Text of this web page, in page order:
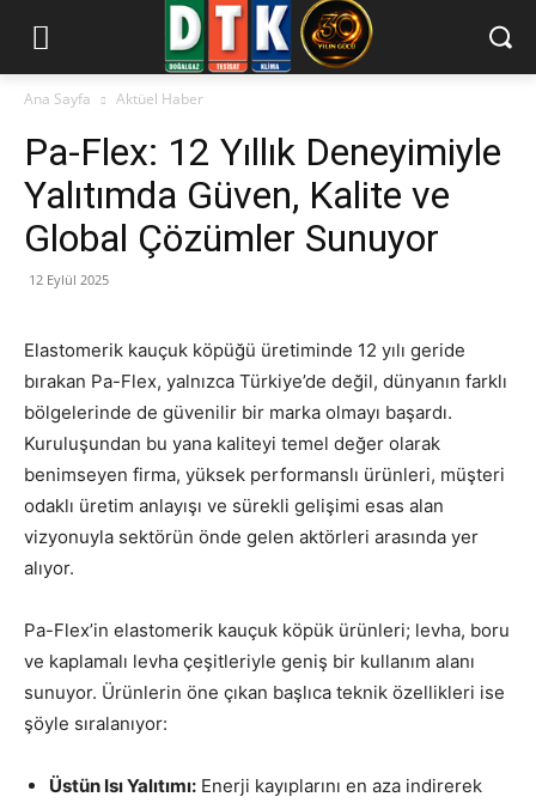
Ana Sayfa Aktüel Haber
Pa-Flex: 12 Yıllık Deneyimiyle
Yalıtımda Güven, Kalite ve
Global Çözümler Sunuyor
12 Eylül 2025
Elastomerik kauçuk köpüğü üretiminde 12 yılı geride
bırakan Pa-Flex, yalnızca Türkiye’de değil, dünyanın farklı
bölgelerinde de güvenilir bir marka olmayı başardı.
Kuruluşundan bu yana kaliteyi temel değer olarak
benimseyen firma, yüksek performanslı ürünleri, müşteri
odaklı üretim anlayışı ve sürekli gelişimi esas alan
vizyonuyla sektörün önde gelen aktörleri arasında yer
alıyor.
Pa-Flex’in elastomerik kauçuk köpük ürünleri; levha, boru
ve kaplamalı levha çeşitleriyle geniş bir kullanım alanı
sunuyor. Ürünlerin öne çıkan başlıca teknik özellikleri ise
şöyle sıralanıyor:
Üstün Isı Yalıtımı: Enerji kayıplarını en aza indirerek